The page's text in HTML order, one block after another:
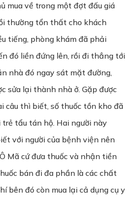
mua về trong một đợt đấu giá
thường tổn thất cho khách
tiếng, phòng khám đã phải
đó liền đứng lên, rồi đi thẳng tới
nhà đó ngay sát mặt đường,
sửa lại thành nhà ở. Gặp được
câu thì biết, số thuốc tồn kho đã
tẩu tán hộ. Hai người này
với người của bệnh viện nên
Mã cứ đưa thuốc và nhận tiền
bán đi đa phần là các chất
bên đó còn mua lại cả dụng cụ y